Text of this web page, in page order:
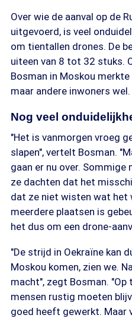
Over wie de aanval op de
uitgevoerd, is veel
om tientallen drones. De
uiteen van 8 tot 32 stuks.
Bosman in Moskou
maar andere inwoners wel.
Nog veel
"Het is vanmorgen vroeg
slapen", vertelt Bosman.
gaan er nu over.
ze dachten dat het
dat ze niet wisten wat het
meerdere plaatsen is
het dus om een drone-
"De strijd in Oekraïne kan
Moskou komen, zien we.
macht", zegt Bosman.
mensen rustig moeten
goed heeft gewerkt. Maar